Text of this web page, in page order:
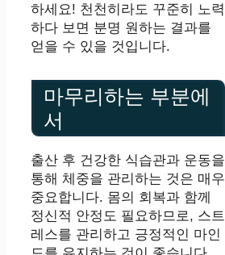
하세요! 천천히라도 꾸준히 노력
하다 보면 분명 원하는 결과를
얻을 수 있을 것입니다.
마무리하는 부분에
서
출산 후 건강한 식습관과 운동을
통해 체중을 관리하는 것은 매우
중요합니다. 몸의 회복과 함께
정신적 안정도 필요하므로, 스트
레스를 관리하고 긍정적인 마인